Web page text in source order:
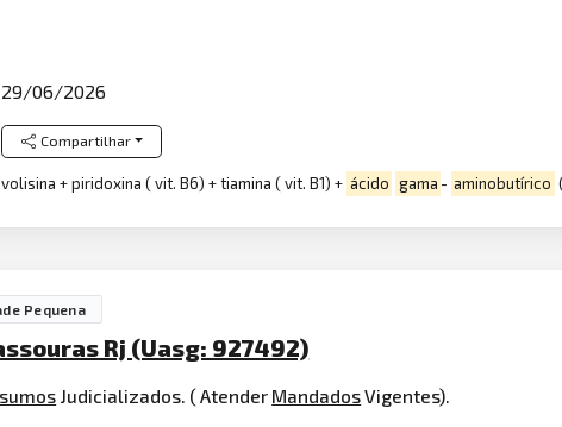
29/06/2026
Compartilhar
+ piridoxina ( vit. B6) + tiamina ( vit. B1) + ácido gama - aminobutírico
Pequena
Rj (Uasg: 927492)
Judicializados. ( Atender MandadosVigentes).